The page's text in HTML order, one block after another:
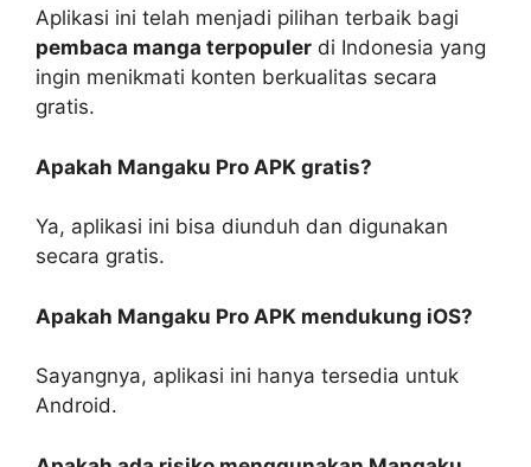
Aplikasi ini telah menjadi pilihan terbaik bagi
pembaca manga terpopuler di Indonesia yang
ingin menikmati konten berkualitas secara
gratis.
Apakah Mangaku Pro APK gratis?
Ya, aplikasi ini bisa diunduh dan digunakan
secara gratis.
Apakah Mangaku Pro APK mendukung iOS?
Sayangnya, aplikasi ini hanya tersedia untuk
Android.